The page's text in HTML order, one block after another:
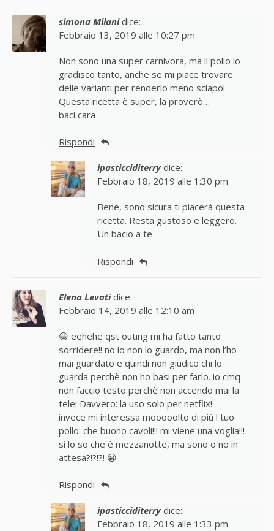
simona Milani dice:
Febbraio 13, 2019 alle 10:27 pm
Non sono una super carnivora, ma il pollo lo
gradisco tanto, anche se mi piace trovare
delle varianti per renderlo meno sciapo!
Questa ricetta è super, la proverò…
baci cara
Rispondi
ipasticciditerry dice:
Febbraio 18, 2019 alle 1:30 pm
Bene, sono sicura ti piacerà questa
ricetta. Resta gustoso e leggero.
Un bacio a te
Rispondi
Elena Levati dice:
Febbraio 14, 2019 alle 12:10 am
😀 eehehe qst outing mi ha fatto tanto
sorridere!! no io non lo guardo, ma non l’ho
mai guardato e quindi non giudico chi lo
guarda perchè non ho basi per farlo. io cmq
non faccio testo perchè non accendo mai la
tele! Davvero: la uso solo per netflix!
invece mi interessa mooooolto di più l tuo
pollo: che buono cavoli!!! mi viene una voglia!!!
sì lo so che è mezzanotte, ma sono o no in
attesa?!?!?! 😀
Rispondi
ipasticciditerry dice:
Febbraio 18, 2019 alle 1:33 pm